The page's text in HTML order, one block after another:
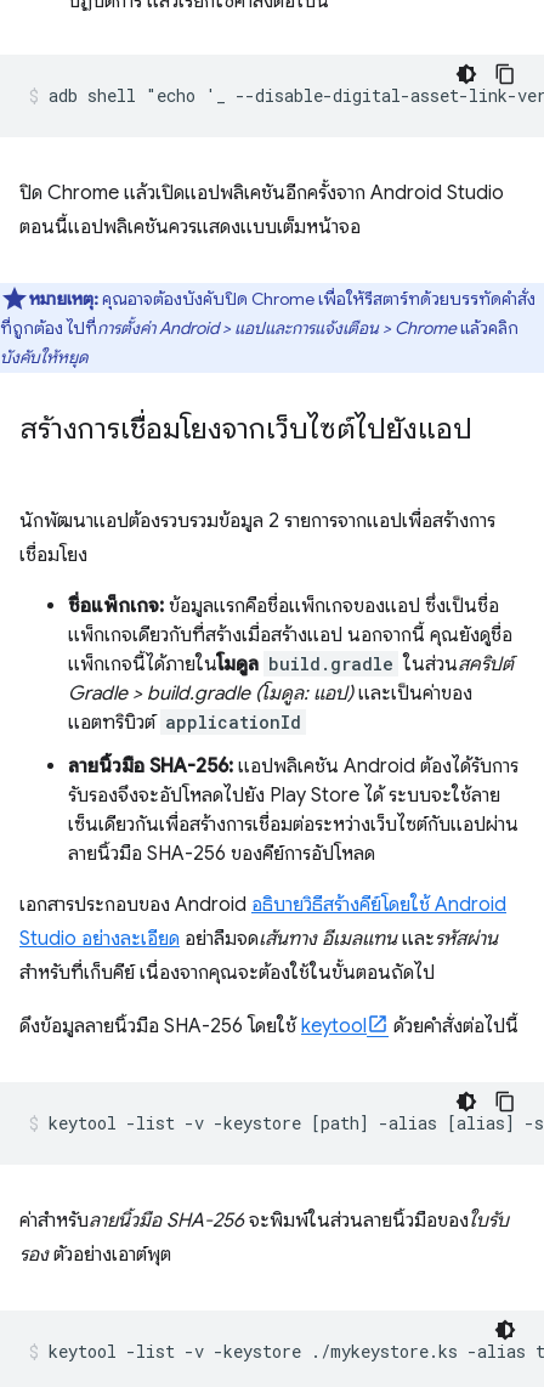
ปิด Chrome แล้วเปิดแอปพลิเคชันอีกครั้งจาก Android Studio
ตอนนี้แอปพลิเคชันควรแสดงแบบเต็มหน้าจอ
หมายเหตุ:คุณอาจต้องบังคับปิด Chrome เพื่อให้รีสตาร์ทด้วยบรรทัดคำสั่ง
ที่ถูกต้อง ไปที่การตั้งค่า Android > แอปและการแจ้งเตือน > Chromeแล้วคลิก
บังคับให้หยุด
สร้างการเชื่อมโยงจากเว็บไซต์ไปยังแอป
นักพัฒนาแอปต้องรวบรวมข้อมูล 2 รายการจากแอปเพื่อสร้างการ
เชื่อมโยง
ชื่อแพ็กเกจ: ข้อมูลแรกคือชื่อแพ็กเกจของแอป ซึ่งเป็นชื่อ
แพ็กเกจเดียวกับที่สร้างเมื่อสร้างแอป นอกจากนี้ คุณยังดูชื่อ
แพ็กเกจนี้ได้ภายในโมดูล build.gradle ในส่วนสคริปต์
Gradle > build.gradle (โมดูล: แอป)และเป็นค่าของ
แอตทริบิวต์ applicationId
ลายนิ้วมือ SHA-256: แอปพลิเคชัน Android ต้องได้รับการ
รับรองจึงจะอัปโหลดไปยัง Play Store ได้ ระบบจะใช้ลาย
เซ็นเดียวกันเพื่อสร้างการเชื่อมต่อระหว่างเว็บไซต์กับแอปผ่าน
ลายนิ้วมือ SHA-256 ของคีย์การอัปโหลด
เอกสารประกอบของ Android อธิบายวิธีสร้างคีย์โดยใช้ Android
Studio อย่างละเอียด อย่าลืมจดเส้นทาง อีเมลแทนและรหัสผ่าน
สำหรับที่เก็บคีย์ เนื่องจากคุณจะต้องใช้ในขั้นตอนถัดไป
ดึงข้อมูลลายนิ้วมือ SHA-256 โดยใช้ keytool ด้วยคำสั่งต่อไปนี้
ค่าสำหรับลายนิ้วมือ SHA-256จะพิมพ์ในส่วนลายนิ้วมือของใบรับ
รองตัวอย่างเอาต์พุต
keytool -list -v -keystore ./mykeystore.ks -alias